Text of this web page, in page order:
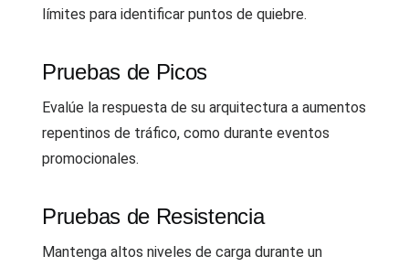
límites para identificar puntos de quiebre.
Pruebas de Picos
Evalúe la respuesta de su arquitectura a aumentos
repentinos de tráfico, como durante eventos
promocionales.
Pruebas de Resistencia
Mantenga altos niveles de carga durante un